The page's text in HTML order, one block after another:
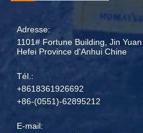
Adresse:
1101# Fortune Building, Jin
Hefei Province d'Anhui Chine
Tél.:
+8618361926692
+86-(0551)-62895212
E-mail: